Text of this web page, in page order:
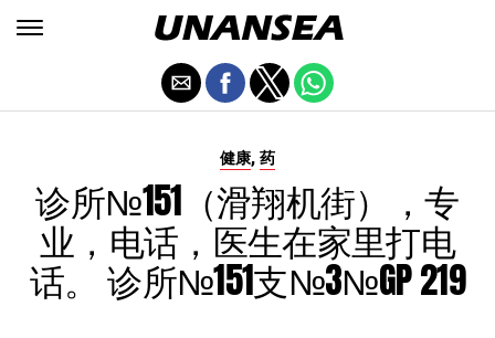
健康, 药
诊所№151（滑翔机街），专
业，电话，医生在家里打电
话。 诊所№151支№3№GP 219